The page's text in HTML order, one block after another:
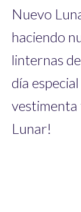
Nuevo
haciendo
linternas
día
vestimenta
Lunar!